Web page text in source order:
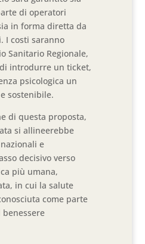
di operatori
in forma diretta da
I costi saranno
Sanitario Regionale,
introdurre un ticket,
psicologica un
sostenibile.
di questa proposta,
si allineerebbe
e
decisivo verso
più umana,
in cui la salute
come parte